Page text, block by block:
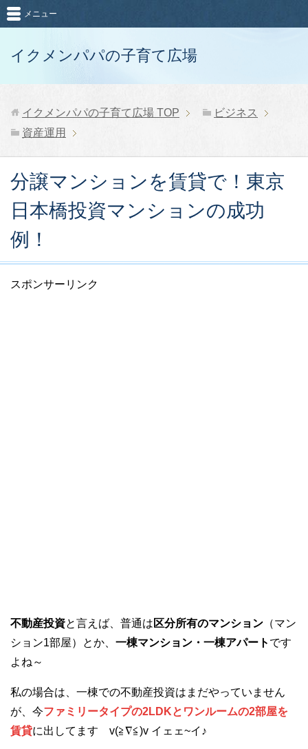
イクメンパパの子育て広場
メニュー
イクメンパパの子育て広場 TOP
ビジネス
資産運用
分譲マンションを賃貸で！東京
日本橋投資マンションの成功
例！
スポンサーリンク
不動産投資と言えば、普通は 区分所有のマンション （マン
ション1部屋）とか、 一棟マンション・一棟アパート です
よね～
私の場合は、一棟での不動産投資はまだやっていません
が、今ファミリータイプの2LDKとワンルームの2部屋を
賃貸に出してます v(≧∇≦)v イェェ~イ♪